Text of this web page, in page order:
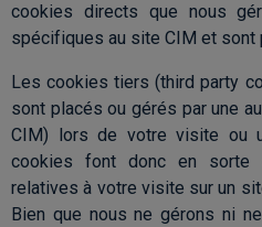
cookies directs que nous
spécifiques au site CIM et sont
Les cookies tiers (third party
sont placés ou gérés par une
CIM) lors de votre visite ou
cookies font donc en sorte
relatives à votre visite sur un
Bien que nous ne gérons ni